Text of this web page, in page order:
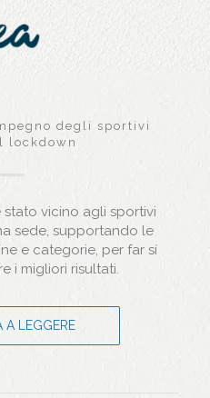
degli sportivi
lockdown
vicino agli sportivi
sede, supportando le
e categorie, per far sí
i migliori risultati.
A LEGGERE